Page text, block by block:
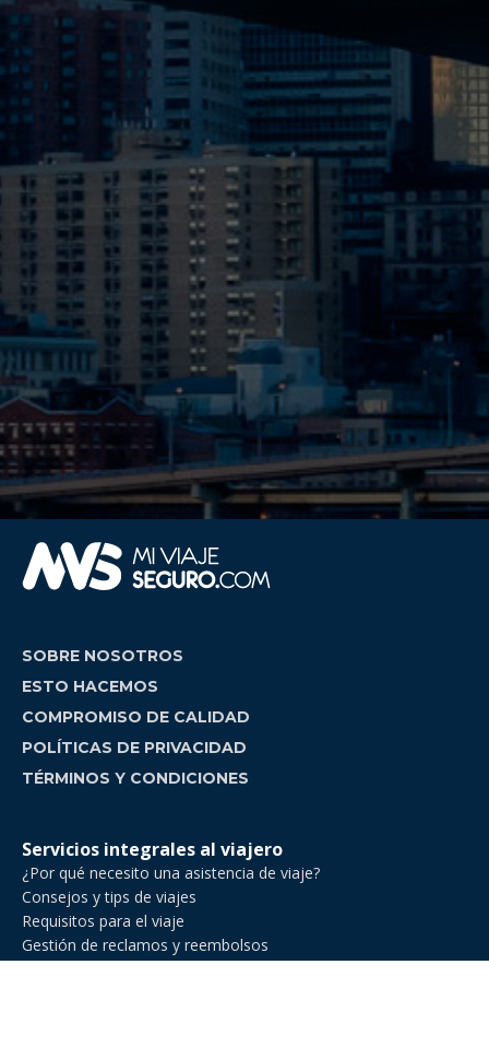
SOBRE NOSOTROS
ESTO HACEMOS
COMPROMISO DE CALIDAD
POLÍTICAS DE PRIVACIDAD
TÉRMINOS Y CONDICIONES
Servicios integrales al viajero
¿Por qué necesito una asistencia de viaje?
Consejos y tips de viajes
Requisitos para el viaje
Gestión de reclamos y reembolsos